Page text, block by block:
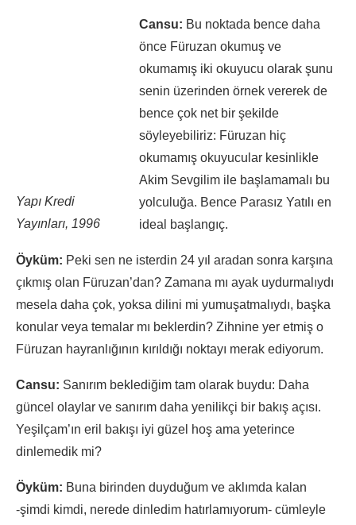
Yapı Kredi
Yayınları, 1996
Cansu: Bu noktada bence daha
önce Füruzan okumuş ve
okumamış iki okuyucu olarak şunu
senin üzerinden örnek vererek de
bence çok net bir şekilde
söyleyebiliriz: Füruzan hiç
okumamış okuyucular kesinlikle
Akim Sevgilim ile başlamamalı bu
yolculuğa. Bence Parasız Yatılı en
ideal başlangıç.
Öyküm: Peki sen ne isterdin 24 yıl aradan sonra karşına
çıkmış olan Füruzan’dan? Zamana mı ayak uydurmalıydı
mesela daha çok, yoksa dilini mi yumuşatmalıydı, başka
konular veya temalar mı beklerdin? Zihnine yer etmiş o
Füruzan hayranlığının kırıldığı noktayı merak ediyorum.
Cansu: Sanırım beklediğim tam olarak buydu: Daha
güncel olaylar ve sanırım daha yenilikçi bir bakış açısı.
Yeşilçam’ın eril bakışı iyi güzel hoş ama yeterince
dinlemedik mi?
Öyküm: Buna birinden duyduğum ve aklımda kalan
-şimdi kimdi, nerede dinledim hatırlamıyorum- cümleyle